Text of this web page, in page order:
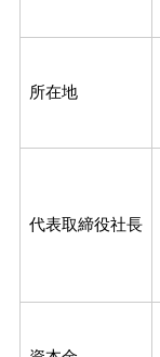
所在地
代表取締役社長